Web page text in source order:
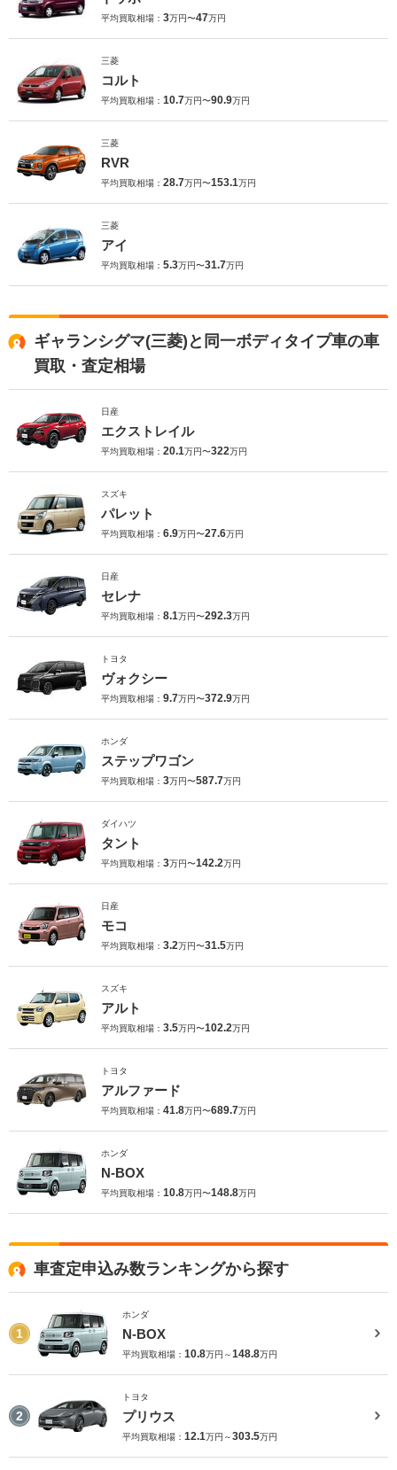
平均買取相場： 3万円〜47万円
三菱
コルト
平均買取相場： 10.7万円〜90.9万円
三菱
RVR
平均買取相場： 28.7万円〜153.1万円
三菱
アイ
平均買取相場： 5.3万円〜31.7万円
ギャランシグマ(三菱)と同一ボディタイプ車の車
買取・査定相場
日産
エクストレイル
平均買取相場： 20.1万円〜322万円
スズキ
パレット
平均買取相場： 6.9万円〜27.6万円
日産
セレナ
平均買取相場： 8.1万円〜292.3万円
トヨタ
ヴォクシー
平均買取相場： 9.7万円〜372.9万円
ホンダ
ステップワゴン
平均買取相場： 3万円〜587.7万円
ダイハツ
タント
平均買取相場： 3万円〜142.2万円
日産
モコ
平均買取相場： 3.2万円〜31.5万円
スズキ
アルト
平均買取相場： 3.5万円〜102.2万円
トヨタ
アルファード
平均買取相場： 41.8万円〜689.7万円
ホンダ
N-BOX
平均買取相場： 10.8万円〜148.8万円
車査定申込み数ランキングから探す
1
ホンダ
N-BOX
平均買取相場： 10.8万円～148.8万円
2
トヨタ
プリウス
平均買取相場： 12.1万円～303.5万円